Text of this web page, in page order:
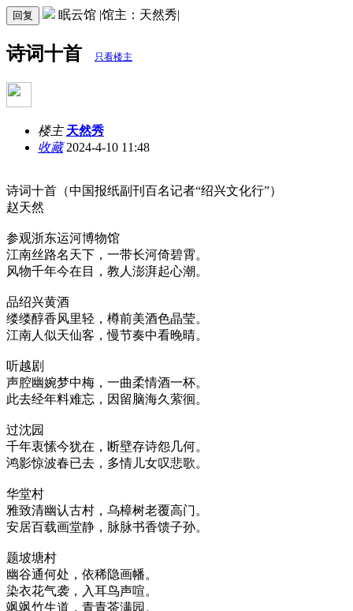
回复 眠云馆 |馆主：天然秀|
诗词十首 只看楼主
楼主 天然秀
收藏2024-4-10 11:48
诗词十首（中国报纸副刊百名记者“绍兴文化行”）
赵天然
参观浙东运河博物馆
江南丝路名天下，一带长河倚碧霄。
风物千年今在目，教人澎湃起心潮。
品绍兴黄酒
缕缕醇香风里轻，樽前美酒色晶莹。
江南人似天仙客，慢节奏中看晚晴。
听越剧
声腔幽婉梦中梅，一曲柔情酒一杯。
此去经年料难忘，因留脑海久萦徊。
过沈园
千年衷愫今犹在，断壁存诗怨几何。
鸿影惊波春已去，多情儿女叹悲歌。
华堂村
雅致清幽认古村，乌樟树老覆高门。
安居百载画堂静，脉脉书香馈子孙。
题坡塘村
幽谷通何处，依稀隐画幡。
染衣花气袭，入耳鸟声喧。
飒飒竹生道，青青茶满园。